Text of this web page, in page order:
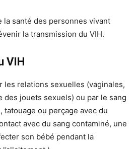
la santé des personnes vivant
la transmission du VIH.
VIH
les relations sexuelles (vaginales,
des jouets sexuels) ou par le sang
tatouage ou perçage avec du
avec du sang contaminé, une
son bébé pendant la